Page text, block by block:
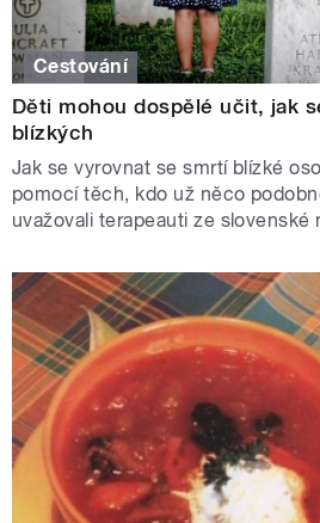
Cestování
Děti mohou dospělé učit, jak
blízkých
Jak se vyrovnat se smrtí blízké
pomocí těch, kdo už něco
uvažovali terapeauti ze slovenské